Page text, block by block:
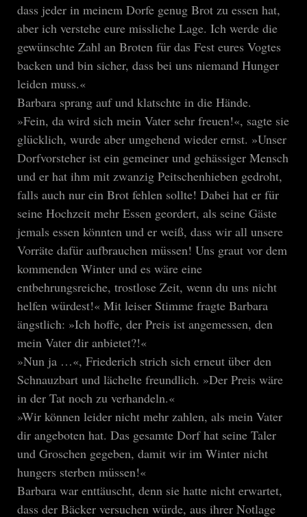
dass jeder in meinem Dorfe genug Brot zu essen hat,
aber ich verstehe eure missliche Lage. Ich werde die
gewünschte Zahl an Broten für das Fest eures Vogtes
backen und bin sicher, dass bei uns niemand Hunger
leiden muss.«
Barbara sprang auf und klatschte in die Hände.
»Fein, da wird sich mein Vater sehr freuen!«, sagte sie
glücklich, wurde aber umgehend wieder ernst. »Unser
Dorfvorsteher ist ein gemeiner und gehässiger Mensch
und er hat ihm mit zwanzig Peitschenhieben gedroht,
falls auch nur ein Brot fehlen sollte! Dabei hat er für
seine Hochzeit mehr Essen geordert, als seine Gäste
jemals essen könnten und er weiß, dass wir all unsere
Vorräte dafür aufbrauchen müssen! Uns graut vor dem
kommenden Winter und es wäre eine
entbehrungsreiche, trostlose Zeit, wenn du uns nicht
helfen würdest!« Mit leiser Stimme fragte Barbara
ängstlich: »Ich hoffe, der Preis ist angemessen, den
mein Vater dir anbietet?!«
»Nun ja …«, Friederich strich sich erneut über den
Schnauzbart und lächelte freundlich. »Der Preis wäre
in der Tat noch zu verhandeln.«
»Wir können leider nicht mehr zahlen, als mein Vater
dir angeboten hat. Das gesamte Dorf hat seine Taler
und Groschen gegeben, damit wir im Winter nicht
hungers sterben müssen!«
Barbara war enttäuscht, denn sie hatte nicht erwartet,
dass der Bäcker versuchen würde, aus ihrer Notlage